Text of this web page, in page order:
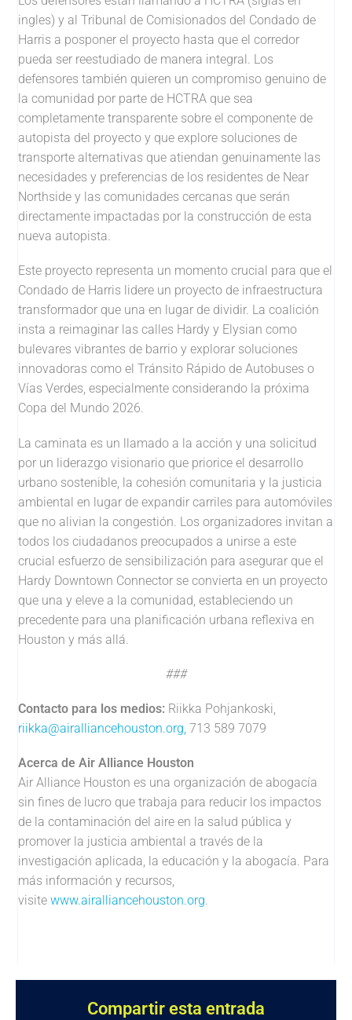
ingles) y al Tribunal de Comisionados del Condado de
Harris a posponer el proyecto hasta que el corredor
pueda ser reestudiado de manera integral. Los
defensores también quieren un compromiso genuino de
la comunidad por parte de HCTRA que sea
completamente transparente sobre el componente de
autopista del proyecto y que explore soluciones de
transporte alternativas que atiendan genuinamente las
necesidades y preferencias de los residentes de Near
Northside y las comunidades cercanas que serán
directamente impactadas por la construcción de esta
nueva autopista.
Este proyecto representa un momento crucial para que el
Condado de Harris lidere un proyecto de infraestructura
transformador que una en lugar de dividir. La coalición
insta a reimaginar las calles Hardy y Elysian como
bulevares vibrantes de barrio y explorar soluciones
innovadoras como el Tránsito Rápido de Autobuses o
Vías Verdes, especialmente considerando la próxima
Copa del Mundo 2026.
La caminata es un llamado a la acción y una solicitud
por un liderazgo visionario que priorice el desarrollo
urbano sostenible, la cohesión comunitaria y la justicia
ambiental en lugar de expandir carriles para automóviles
que no alivian la congestión. Los organizadores invitan a
todos los ciudadanos preocupados a unirse a este
crucial esfuerzo de sensibilización para asegurar que el
Hardy Downtown Connector se convierta en un proyecto
que una y eleve a la comunidad, estableciendo un
precedente para una planificación urbana reflexiva en
Houston y más allá.
###
Contacto para los medios: Riikka Pohjankoski,
riikka@airalliancehouston.org, 713 589 7079
Acerca de Air Alliance Houston
Air Alliance Houston es una organización de abogacía
sin fines de lucro que trabaja para reducir los impactos
de la contaminación del aire en la salud pública y
promover la justicia ambiental a través de la
investigación aplicada, la educación y la abogacía. Para
más información y recursos,
visitewww.airalliancehouston.org.
Compartir esta entrada